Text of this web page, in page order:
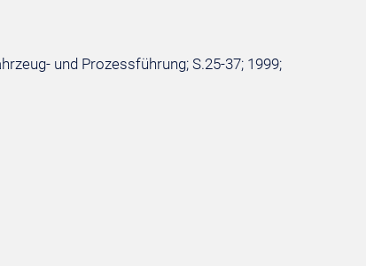
und Prozessführung; S.25-37; 1999;